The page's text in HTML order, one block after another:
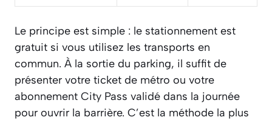
Le principe est simple : le stationnement est
gratuit si vous utilisez les transports en
commun. À la sortie du parking, il suffit de
présenter votre ticket de métro ou votre
abonnement City Pass validé dans la journée
pour ouvrir la barrière. C’est la méthode la plus